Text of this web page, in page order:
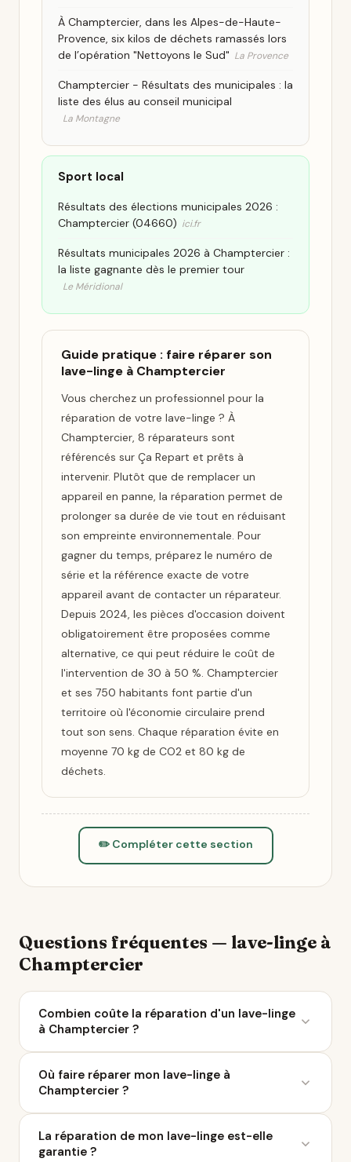
À Champtercier, dans les Alpes-de-Haute-
Provence, six kilos de déchets ramassés lors
de l’opération "Nettoyons le Sud" La Provence
Champtercier - Résultats des municipales : la
liste des élus au conseil municipal
La Montagne
Sport local
Résultats des élections municipales 2026 :
Champtercier (04660) ici.fr
Résultats municipales 2026 à Champtercier :
la liste gagnante dès le premier tour
Le Méridional
Guide pratique : faire réparer son
lave-linge à Champtercier
Vous cherchez un professionnel pour la
réparation de votre lave-linge ? À
Champtercier, 8 réparateurs sont
référencés sur Ça Repart et prêts à
intervenir. Plutôt que de remplacer un
appareil en panne, la réparation permet de
prolonger sa durée de vie tout en réduisant
son empreinte environnementale. Pour
gagner du temps, préparez le numéro de
série et la référence exacte de votre
appareil avant de contacter un réparateur.
Depuis 2024, les pièces d'occasion doivent
obligatoirement être proposées comme
alternative, ce qui peut réduire le coût de
l'intervention de 30 à 50 %. Champtercier
et ses 750 habitants font partie d'un
territoire où l'économie circulaire prend
tout son sens. Chaque réparation évite en
moyenne 70 kg de CO2 et 80 kg de
déchets.
✏️ Compléter cette section
Questions fréquentes — lave-linge à
Champtercier
Combien coûte la réparation d'un lave-linge
à Champtercier ?
entre 50 et 200 € selon la panne. À Champtercier, 8
réparateurs sont référencés sur Ça Repart. Avec le
Bonus Réparation, vous économisez jusqu'à 0 €
chez un professionnel labellisé QualiRépar.
Où faire réparer mon lave-linge à
Champtercier ?
Champtercier et dans un rayon de 10 km. Parcourez
la liste ci-dessus pour comparer les avis Google, les
La réparation de mon lave-linge est-elle
garantie ?